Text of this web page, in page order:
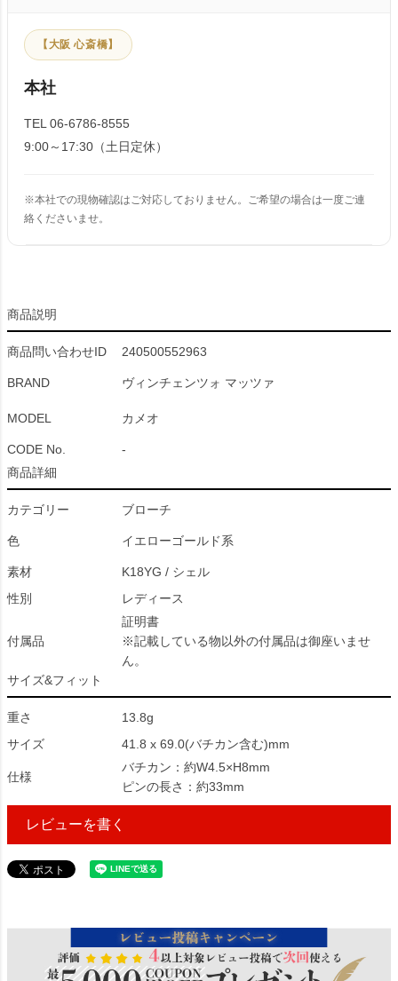
【大阪 心斎橋】
本社
TEL 06-6786-8555
9:00～17:30（土日定休）
※本社での現物確認はご対応しておりません。ご希望の場合は一度ご連
絡くださいませ。
商品説明
商品問い合わせID 240500552963
BRAND ヴィンチェンツォ マッツァ
MODEL カメオ
CODE No.
-
商品詳細
カテゴリー ブローチ
色 イエローゴールド系
素材
K18YG / シェル
性別
レディース
付属品
証明書
※記載している物以外の付属品は御座いませ
ん。
サイズ&フィット
重さ
13.8g
サイズ
41.8 x 69.0(バチカン含む)mm
仕様
バチカン：約W4.5×H8mm
ピンの長さ：約33mm
レビューを書く